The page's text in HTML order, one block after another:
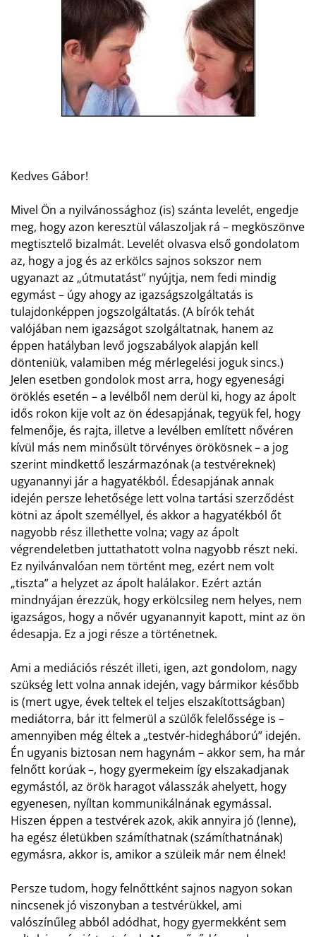
Kedves Gábor!
Mivel Ön a nyilvánossághoz (is) szánta levelét, engedje
meg, hogy azon keresztül válaszoljak rá – megköszönve
megtisztelő bizalmát. Levelét olvasva első gondolatom
az, hogy a jog és az erkölcs sajnos sokszor nem
ugyanazt az „útmutatást” nyújtja, nem fedi mindig
egymást – úgy ahogy az igazságszolgáltatás is
tulajdonképpen jogszolgáltatás. (A bírók tehát
valójában nem igazságot szolgáltatnak, hanem az
éppen hatályban levő jogszabályok alapján kell
dönteniük, valamiben még mérlegelési joguk sincs.)
Jelen esetben gondolok most arra, hogy egyenesági
öröklés esetén – a levélből nem derül ki, hogy az ápolt
idős rokon kije volt az ön édesapjának, tegyük fel, hogy
felmenője, és rajta, illetve a levélben említett nővéren
kívül más nem minősült törvényes örökösnek – a jog
szerint mindkettő leszármazónak (a testvéreknek)
ugyanannyi jár a hagyatékból. Édesapjának annak
idején persze lehetősége lett volna tartási szerződést
kötni az ápolt személlyel, és akkor a hagyatékból őt
nagyobb rész illethette volna; vagy az ápolt
végrendeletben juttathatott volna nagyobb részt neki.
Ez nyilvánvalóan nem történt meg, ezért nem volt
„tiszta” a helyzet az ápolt halálakor. Ezért aztán
mindnyájan érezzük, hogy erkölcsileg nem helyes, nem
igazságos, hogy a nővér ugyanannyit kapott, mint az ön
édesapja. Ez a jogi része a történetnek.
Ami a mediációs részét illeti, igen, azt gondolom, nagy
szükség lett volna annak idején, vagy bármikor később
is (mert ugye, évek teltek el teljes elszakítottságban)
mediátorra, bár itt felmerül a szülők felelőssége is –
amennyiben még éltek a „testvér-hidegháború” idején.
Én ugyanis biztosan nem hagynám – akkor sem, ha már
felnőtt korúak –, hogy gyermekeim így elszakadjanak
egymástól, az örök haragot válasszák ahelyett, hogy
egyenesen, nyíltan kommunikálnának egymással.
Hiszen éppen a testvérek azok, akik annyira jó (lenne),
ha egész életükben számíthatnak (számíthatnának)
egymásra, akkor is, amikor a szüleik már nem élnek!
Persze tudom, hogy felnőttként sajnos nagyon sokan
nincsenek jó viszonyban a testvérükkel, ami
valószínűleg abból adódhat, hogy gyermekként sem